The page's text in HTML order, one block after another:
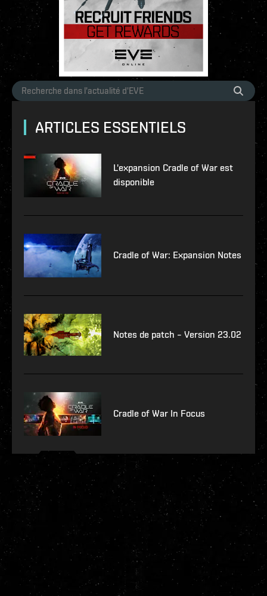
ARTICLES ESSENTIELS
L'expansion Cradle of War est
disponible
Cradle of War: Expansion Notes
Notes de patch – Version 23.02
Cradle of War In Focus